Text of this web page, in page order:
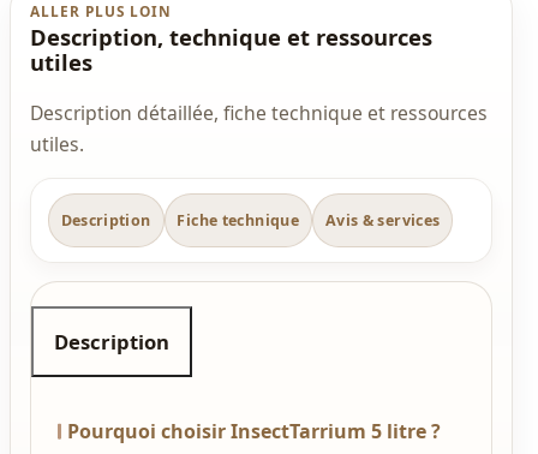
ALLER PLUS LOIN
Description, technique et ressources
utiles
Description détaillée, fiche technique et ressources
utiles.
Description Fiche technique Avis & services
Description
Pourquoi choisir InsectTarrium 5 litre ?